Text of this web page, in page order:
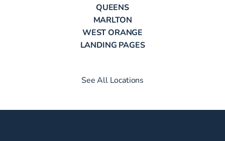
QUEENS
MARLTON
WEST ORANGE
LANDING PAGES
See All Locations